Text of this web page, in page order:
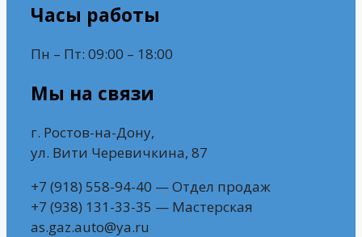
Часы работы
Пн – Пт: 09:00 – 18:00
Мы на связи
г. Ростов-на-Дону,
ул. Вити Черевичкина, 87
+7 (918) 558-94-40 — Отдел продаж
+7 (938) 131-33-35 — Мастерская
as.gaz.auto@ya.ru